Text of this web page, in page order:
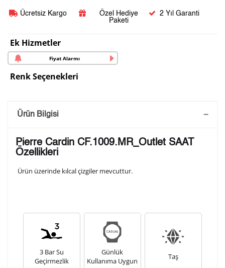
Ücretsiz Kargo
Özel Hediye
Paketi
2 Yıl Garanti
Ek Hizmetler
Fiyat Alarmı
Renk Seçenekleri
Saatini Kişiselleştir
arka kapağına gravür tekniği ile formda belirtmiş
olduğunuz şekilde işlenecektir.
10
3. Satır
10
Ürün Bilgisi
Pierre Cardin CF.1009.MR_Outlet SAAT
Özellikleri
Ürün üzerinde kılcal çizgiler mevcuttur.
3 Bar Su
Geçirmezlik
Günlük
Kullanıma Uygun
Taş